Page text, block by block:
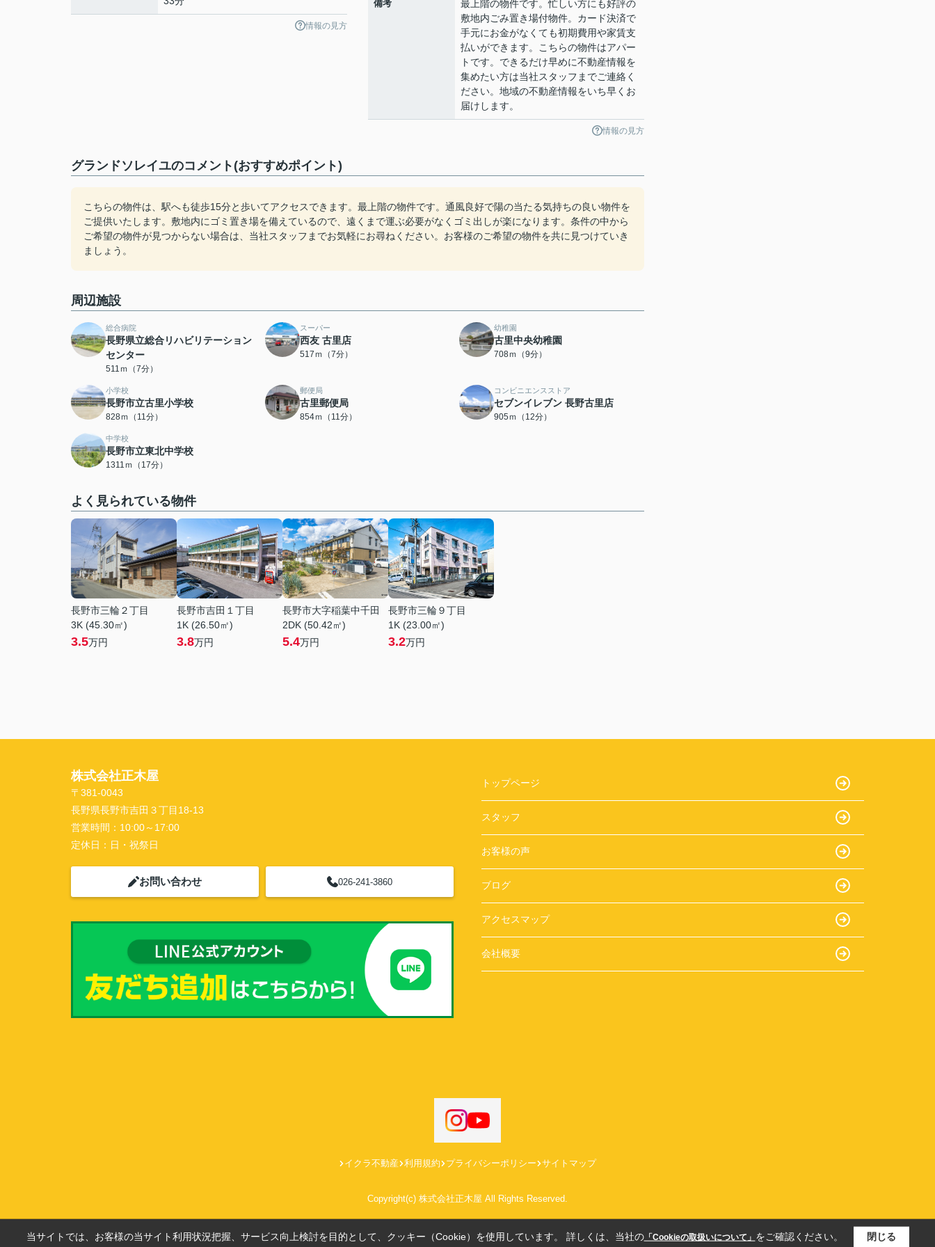
情報の見方
備考
最上階の物件です。忙しい方にも好評の
敷地内ごみ置き場付物件。カード決済で
手元にお金がなくても初期費用や家賃支
払いができます。こちらの物件はアパー
トです。できるだけ早めに不動産情報を
集めたい方は当社スタッフまでご連絡く
ださい。地域の不動産情報をいち早くお
届けします。
情報の見方
グランドソレイユのコメント(おすすめポイント)
こちらの物件は、駅へも徒歩15分と歩いてアクセスできます。最上階の物件です。通風良好で陽の当たる気持ちの良い物件を
ご提供いたします。敷地内にゴミ置き場を備えているので、遠くまで運ぶ必要がなくゴミ出しが楽になります。条件の中から
ご希望の物件が見つからない場合は、当社スタッフまでお気軽にお尋ねください。お客様のご希望の物件を共に見つけていき
ましょう。
周辺施設
総合病院
長野県立総合リハビリテーション
センター
511ｍ（7分）
スーパー
西友 古里店
517ｍ（7分）
幼稚園
古里中央幼稚園
708ｍ（9分）
小学校
長野市立古里小学校
828ｍ（11分）
郵便局
古里郵便局
854ｍ（11分）
コンビニエンスストア
セブンイレブン 長野古里店
905ｍ（12分）
中学校
長野市立東北中学校
1311ｍ（17分）
よく見られている物件
長野市三輪２丁目
3K (45.30㎡)
3.5万円
長野市吉田１丁目
1K (26.50㎡)
3.8万円
長野市大字稲葉中千田
2DK (50.42㎡)
5.4万円
長野市三輪９丁目
1K (23.00㎡)
3.2万円
株式会社正木屋
〒381-0043
長野県長野市吉田３丁目18-13
営業時間： 10:00～17:00
定休日： 日・祝祭日
お問い合わせ 026-241-3860
トップページ
スタッフ
お客様の声
ブログ
アクセスマップ
会社概要
イクラ不動産 利用規約 プライバシーポリシー サイトマップ
Copyright(c) 株式会社正木屋 All Rights Reserved.
当サイトでは、お客様の当サイト利用状況把握、サービス向上検討を目的として、クッキー（Cookie）を使用しています。 詳しくは、当社の「Cookieの取扱いについて」 をご確認ください。 閉じる